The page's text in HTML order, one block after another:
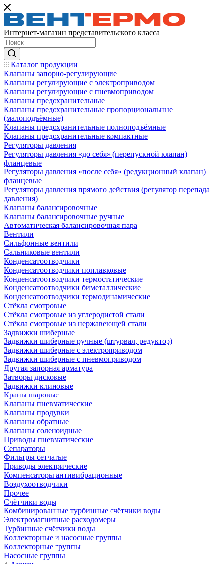
Интернет-магазин представительского класса
Каталог продукции
Клапаны запорно-регулирующие
Клапаны регулирующие с электроприводом
Клапаны регулирующие с пневмоприводом
Клапаны предохранительные
Клапаны предохранительные пропорциональные
(малоподъёмные)
Клапаны предохранительные полноподъёмные
Клапаны предохранительные компактные
Регуляторы давления
Регуляторы давления «до себя» (перепускной клапан)
фланцевые
Регуляторы давления «после себя» (редукционный клапан)
фланцевые
Регуляторы давления прямого действия (регулятор перепада
давления)
Клапаны балансировочные
Клапаны балансировочные ручные
Автоматическая балансировочная пара
Вентили
Сильфонные вентили
Сальниковые вентили
Конденсатоотводчики
Конденсатоотводчики поплавковые
Конденсатоотводчики термостатические
Конденсатоотводчики биметаллические
Конденсатоотводчики термодинамические
Стёкла смотровые
Стёкла смотровые из углеродистой стали
Стёкла смотровые из нержавеющей стали
Задвижки шиберные
Задвижки шиберные ручные (штурвал, редуктор)
Задвижки шиберные с электроприводом
Задвижки шиберные с пневмоприводом
Другая запорная арматура
Затворы дисковые
Задвижки клиновые
Краны шаровые
Клапаны пневматические
Клапаны продувки
Клапаны обратные
Клапаны соленоидные
Приводы пневматические
Сепараторы
Фильтры сетчатые
Приводы электрические
Компенсаторы антивибрационные
Воздухоотводчики
Прочее
Счётчики воды
Комбинированные турбинные счётчики воды
Электромагнитные расходомеры
Турбинные счётчики воды
Коллекторные и насосные группы
Коллекторные группы
Насосные группы